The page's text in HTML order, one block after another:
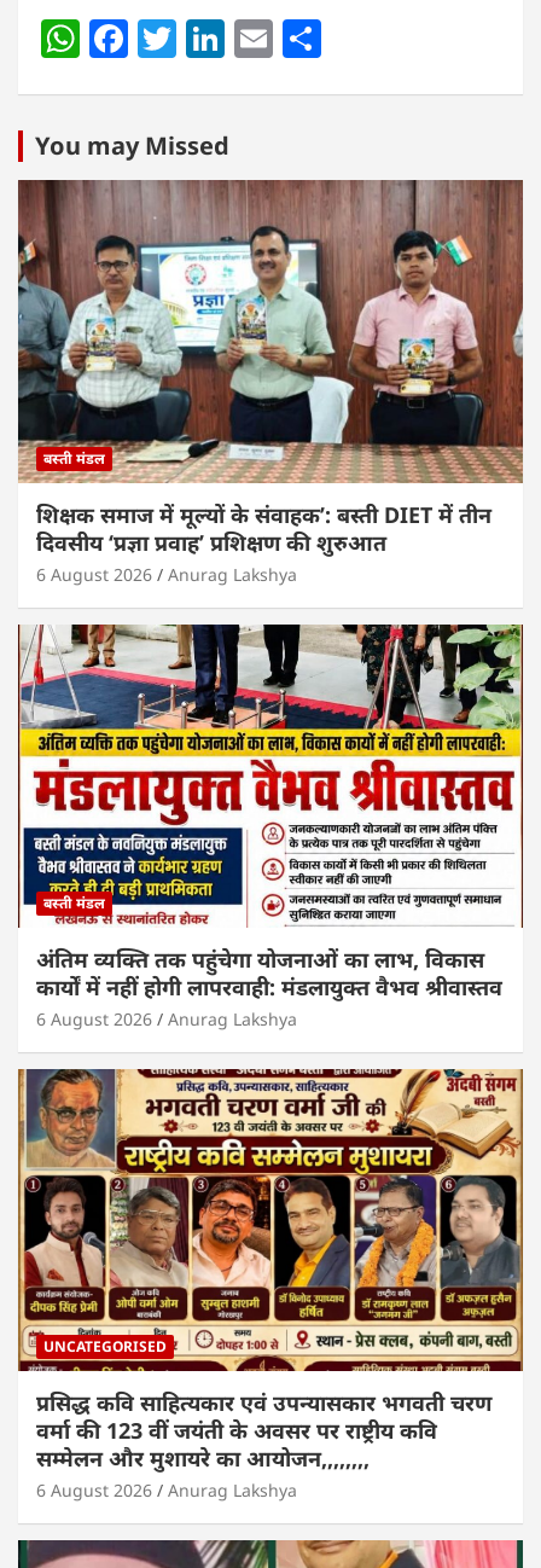
W
s
A
p
p
F
e
b
o
o
k
T
er
Li
e
dI
n
E
You may Missed
बस्ती मंडल
शिक्षक समाज में मूल्यों के संवाहक’: बस्ती DIET में तीन
दिवसीय ‘प्रज्ञा प्रवाह’ प्रशिक्षण की शुरुआत
6 August 2026 Anurag Lakshya
बस्ती मंडल
अंतिम व्यक्ति तक पहुंचेगा योजनाओं का लाभ, विकास
कार्यों में नहीं होगी लापरवाही: मंडलायुक्त वैभव श्रीवास्तव
6 August 2026 Anurag Lakshya
UNCATEGORISED
प्रसिद्ध कवि साहित्यकार एवं उपन्यासकार भगवती चरण
वर्मा की 123 वीं जयंती के अवसर पर राष्ट्रीय कवि
सम्मेलन और मुशायरे का आयोजन,,,,,,,,
6 August 2026 Anurag Lakshya